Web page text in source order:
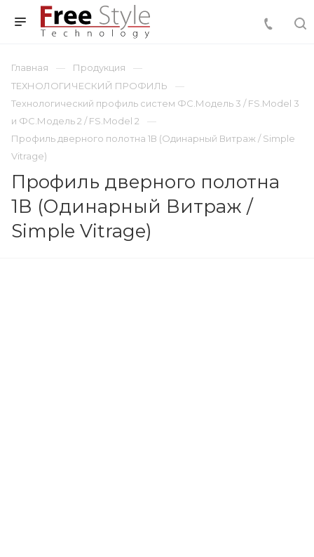
Главная
Продукция
ТЕХНОЛОГИЧЕСКИЙ ПРОФИЛЬ
Технологический профиль систем ФС.Модель 3 / FS.Model 3
и ФС.Модель 2 / FS.Model 2
Профиль дверного полотна 1В (Одинарный Витраж / Simple
Vitrage)
Профиль дверного полотна
1В (Одинарный Витраж /
Simple Vitrage)